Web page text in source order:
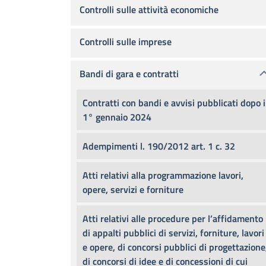
Controlli sulle attività economiche
Controlli sulle imprese
Bandi di gara e contratti
Contratti con bandi e avvisi pubblicati dopo
1° gennaio 2024
Adempimenti l. 190/2012 art. 1 c. 32
Atti relativi alla programmazione lavori,
opere, servizi e forniture
Atti relativi alle procedure per l’affidamento
di appalti pubblici di servizi, forniture, lavori
e opere, di concorsi pubblici di
di concorsi di idee e di concessioni di cui